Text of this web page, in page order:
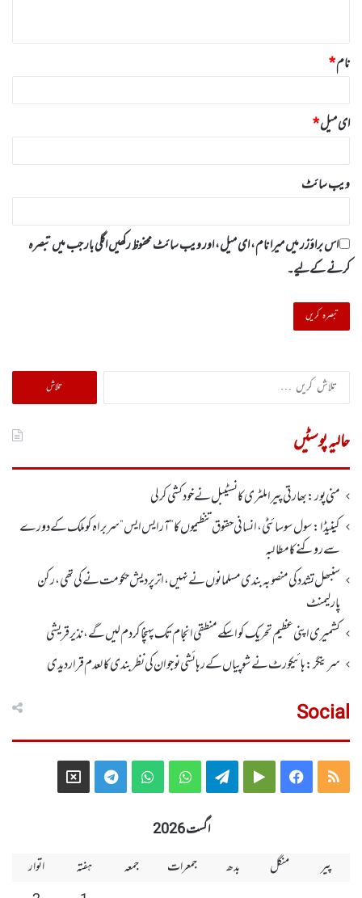
نام*
ای میل*
ویب‌ سائٹ
اس براؤزر میں میرا نام، ای میل، اور ویب سائٹ محفوظ رکھیں اگلی بار جب میں تبصرہ
کرنے کےلیے۔
تلاش
کریں
حالیہ پوسٹیں
منی پور: بھارتی پیرا ملٹری کانسٹیبل نے خود کشی کر لی
کینیڈا: سول سوسائٹی ، انسانی حقوق تنظیموں کا ”آر ایس ایس” سربراہ کو ملک کے دورے
سے روکنے کا مطالبہ
سنبھل تشدد کی منصوبہ بندی مسلمانوں نے نہیں ، اتر پردیش حکومت نے کی تھی، رکن
پارلیمنٹ
کشمیری اپنی عظیم تحریک کو اسکے منطقی انجام تک پہنچا کر دم لیں گے، نذیر قریشی
سرینگر:ہائیکورٹ نے شوپیاں کے رہائشی نوجوان کی نظربندی کالعدم قرار دیدی
Social
RSS
Facebook
Google
Telegram
WhatsApp
WhatsApp
Telegram
X
اگست 2026
پیر
منگل بدھ جمعرات جمعہ ہفتہ
اتوار